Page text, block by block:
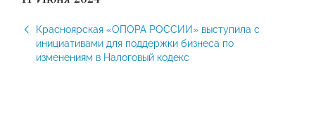
Красноярская «ОПОРА РОССИИ» выступила с
инициативами для поддержки бизнеса по
изменениям в Налоговый кодекс